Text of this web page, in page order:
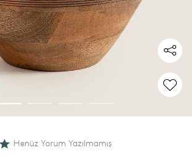
Henüz Yorum Yazılmamış